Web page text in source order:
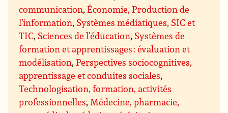
communication,Économie, Production de
l’information, Systèmes médiatiques, SIC et
TIC, Sciences de l’éducation, Systèmes de
formation et apprentissages : évaluation et
modélisation,Perspectives sociocognitives,
apprentissage et conduites sociales,
Technologisation, formation, activités
professionnelles, Médecine, pharmacie,